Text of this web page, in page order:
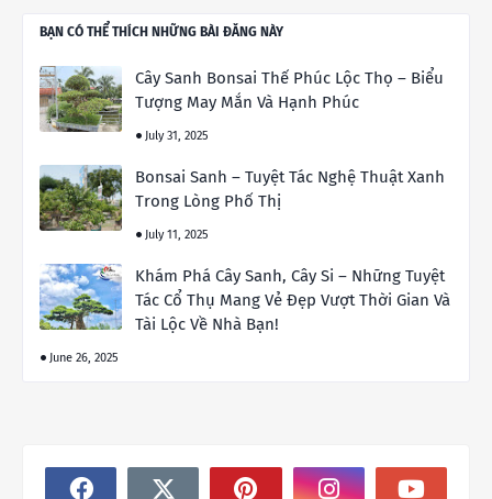
BẠN CÓ THỂ THÍCH NHỮNG BÀI ĐĂNG NÀY
Cây Sanh Bonsai Thế Phúc Lộc Thọ – Biểu
Tượng May Mắn Và Hạnh Phúc
July 31, 2025
Bonsai Sanh – Tuyệt Tác Nghệ Thuật Xanh
Trong Lòng Phố Thị
July 11, 2025
Khám Phá Cây Sanh, Cây Si – Những Tuyệt
Tác Cổ Thụ Mang Vẻ Đẹp Vượt Thời Gian Và
Tài Lộc Về Nhà Bạn!
June 26, 2025